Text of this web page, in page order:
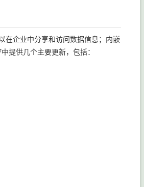
在企业中分享和访问数据信息；内嵌
提供几个主要更新，包括：